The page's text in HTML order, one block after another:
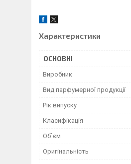
Характеристики
ОСНОВНІ
Виробник
Вид парфумерної продукції
Рік випуску
Класифікація
Об`єм
Оригінальність